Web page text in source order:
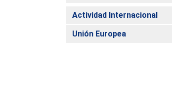
Actividad Internacional
Unión Europea